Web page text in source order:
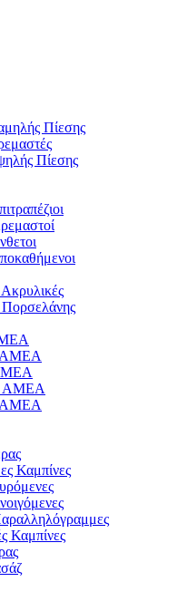
Πίεσης
Πίεσης
Πορσελάνης
ΑΜΕΑ
ΑΜΕΑ
ΑΜΕΑ
Καμπίνες
Καμπίνες